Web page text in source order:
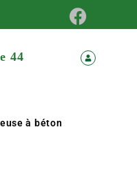
44
à béton